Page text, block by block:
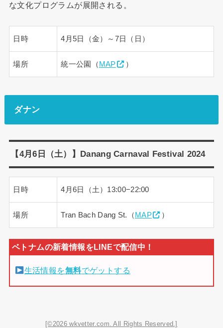
な文化プログラムが展開される。
日時 4月5日（金）～7日（日）
場所 統一公園（MAP ）
ダナン
【4月6日（土）】Danang Carnaval Festival 2024
日時 4月6日（土）13:00−22:00
場所 Tran Bach Dang St.（ MAP ）
生活情報を無料でゲットする
[©2026 wkvetter.com. All Rights Reserved.]